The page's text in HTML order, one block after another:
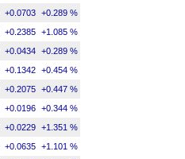
+0.0703 +0.289 %
+0.2385 +1.085 %
+0.0434 +0.289 %
+0.1342 +0.454 %
+0.2075 +0.447 %
+0.0196 +0.344 %
+0.0229 +1.351 %
+0.0635 +1.101 %